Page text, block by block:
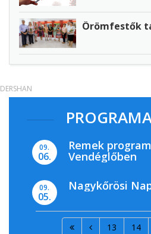
Örömfestők
09.
06.
Remek
Vendéglőben
09.
05.
Nagykőrösi
13 14
DERSHAN